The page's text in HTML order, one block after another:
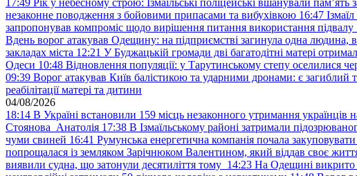
17:49 Рік у небесному строю: Ізмаїльські поліцейські вшанували
незаконне поводження з бойовими припасами та вибухівкою 16:47
запропонував компроміс щодо вирішення питання використання підвалу
Вдень ворог атакував Одещину: на підприємстві загинула одна людина,
закладах міста 12:21 У Буджацькій громади дві багатодітні матері
Одеси 10:48 Відновлення популяції: у Тарутинському степу оселилися
09:39 Ворог атакував Київ балістикою та ударними дронами: є загиблий
реабілітації матері та дитини
04/08/2026
18:14 В Україні встановили 159 місць незаконного утримання українців
Стоянова Анатолія 17:38 В Ізмаїльському районі затримали
чуми свиней 16:41 Румунська енергетична компанія почала
попрощалася із земляком Зарічнюком Валентином, який віддав своє
виявили судна, що затонули десятиліття тому 14:23 На Одещині викрито